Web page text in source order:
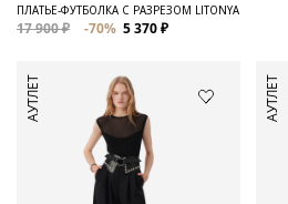
ПЛАТЬЕ-ФУТБОЛКА С РАЗРЕЗОМ LITONYA
17 900 ₽ -70% 5 370 ₽
АУТЛЕТ АУТЛЕТ